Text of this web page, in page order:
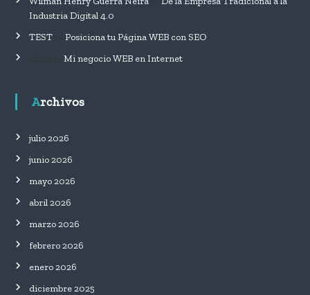
Industria Digital 4.0
TESTen Posiciona tu Página WEB con SEO
Mi negocio WEB en Internet
Archivos
julio 2026
junio 2026
mayo 2026
abril 2026
marzo 2026
febrero 2026
enero 2026
diciembre 2025